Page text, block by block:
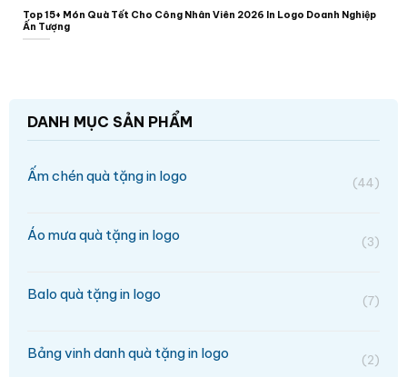
Top 15+ Món Quà Tết Cho Công Nhân Viên 2026 In Logo Doanh Nghiệp
Ấn Tượng
DANH MỤC SẢN PHẨM
Ấm chén quà tặng in logo (44)
Áo mưa quà tặng in logo (3)
Balo quà tặng in logo (7)
Bảng vinh danh quà tặng in logo (2)